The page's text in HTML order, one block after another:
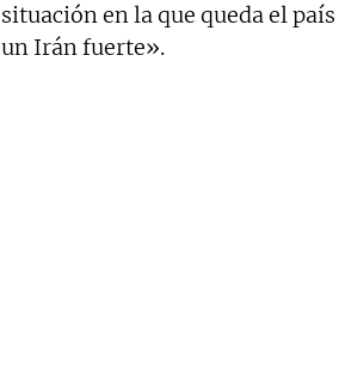
situación en la que queda el
un Irán fuerte».